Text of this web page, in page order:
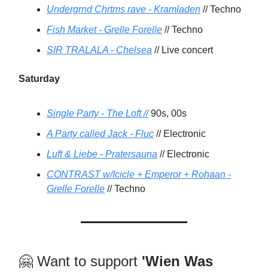
Undergrnd Chrtms rave - Kramladen // Techno
Fish Market - Grelle Forelle // Techno
SIR TRALALA - Chelsea // Live concert
Saturday
Single Party - The Loft //90s, 00s
A Party called Jack - Fluc // Electronic
Luft & Liebe - Pratersauna // Electronic
CONTRAST w/Icicle + Emperor + Rohaan -
Grelle Forelle // Techno
🤗 Want to support 'Wien Was